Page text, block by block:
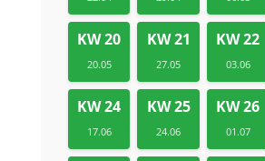
KW 20
20.05
KW 21
27.05
KW 22
03.06
KW 24
17.06
KW 25
24.06
KW 26
01.07